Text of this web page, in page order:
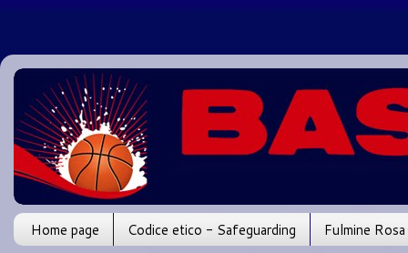
Home page Codice etico - Safeguarding Fulmine Rosa